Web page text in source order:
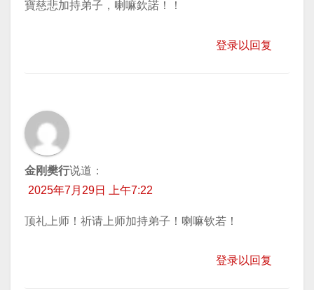
寶慈悲加持弟子，喇嘛欽諾！！
登录以回复
金刚樊行说道：
2025年7月29日 上午7:22
顶礼上师！祈请上师加持弟子！喇嘛钦若！
登录以回复